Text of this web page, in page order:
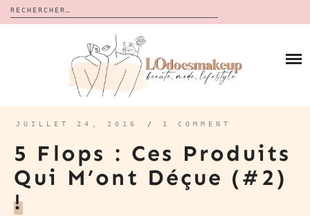
Rechercher :
CALENDRIERS DE L’AVENT
BON PLAN
À PROPOS
CONTACT
JUILLET 24, 2016 / 1 COMMENT
5 Flops : Ces Produits
Qui M’ont Déçue (#2)
!